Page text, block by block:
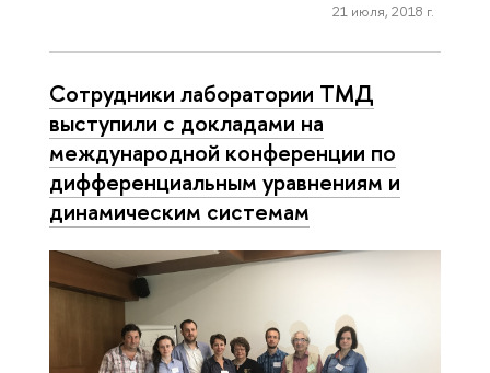
21 июля, 2018 г.
Сотрудники лаборатории ТМД
выступили с докладами на
международной конференции по
дифференциальным уравнениям и
динамическим системам